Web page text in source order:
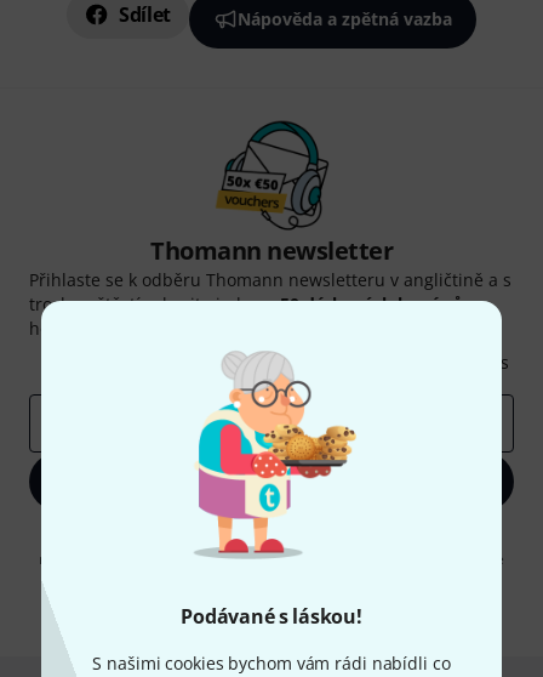
Podávané s láskou!
S našimi cookies bychom vám rádi nabídli co
Sdílet Nápověda a zpětná vazba
Thomann newsletter
Přihlaste se k odběru Thomann newsletteru v angličtině a s
trochou štěstí vyhrajte jeden z50 dárkových kupónův
hodnotě
Inspirativní příspěvky
Nabídky Thomann Insights
Zaregistrujte se
Kliknutím na "Zaregistrujte se" souhlasíte s přijímáním e-mailových
reklam a měřením chování při používání e-mailů. Odhlášení je možné
* Požadováno